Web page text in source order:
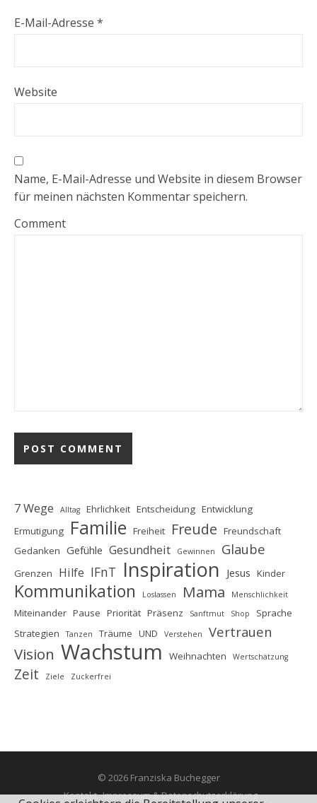
E-Mail-Adresse *
Website
Name, E-Mail-Adresse und Website in diesem Browser
für meinen nächsten Kommentar speichern.
Comment
7 Wege Alltag Ehrlichkeit Entscheidung Entwicklung
Ermutigung
Familie Freiheit Freude Freundschaft
Gedanken Gefühle Gesundheit Gewinnen Glaube
Grenzen Hilfe IFnT Inspiration Jesus Kinder
Kommunikation Loslassen Mama Menschlichkeit
Miteinander Pause Priorität Präsenz Sanftmut Shop
Sprache
Strategien
Tanzen Träume UND Verstehen Vertrauen
Vision Wachstum Weihnachten Wertschätzung
Zeit Ziele Zuckerfrei
© 2026 Franziska Buchegger
Kontakt Impressum & Datenschutzerklärung